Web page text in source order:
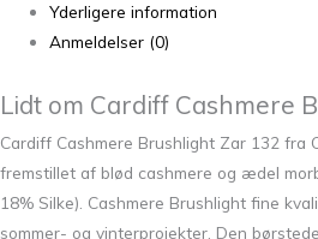
Yderligere information
Anmeldelser (0)
Lidt om Cardiff Cashmere
Cardiff Cashmere Brushlight Zar 132 fra
fremstillet af blød cashmere og ædel
18% Silke). Cashmere Brushlight fine
sommer- og vinterprojekter. Den